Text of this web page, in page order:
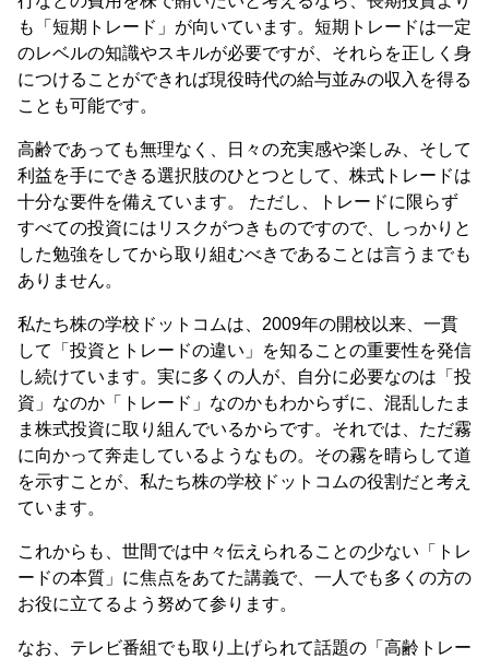
も「短期トレード」が向いています。短期トレードは一定
のレベルの知識やスキルが必要ですが、それらを正しく身
につけることができれば現役時代の給与並みの収入を得る
ことも可能です。
高齢であっても無理なく、日々の充実感や楽しみ、そして
利益を手にできる選択肢のひとつとして、株式トレードは
十分な要件を備えています。 ただし、トレードに限らず
すべての投資にはリスクがつきものですので、しっかりと
した勉強をしてから取り組むべきであることは言うまでも
ありません。
私たち株の学校ドットコムは、2009年の開校以来、一貫
して「投資とトレードの違い」を知ることの重要性を発信
し続けています。実に多くの人が、自分に必要なのは「投
資」なのか「トレード」なのかもわからずに、混乱したま
ま株式投資に取り組んでいるからです。それでは、ただ霧
に向かって奔走しているようなもの。その霧を晴らして道
を示すことが、私たち株の学校ドットコムの役割だと考え
ています。
これからも、世間では中々伝えられることの少ない「トレ
ードの本質」に焦点をあてた講義で、一人でも多くの方の
お役に立てるよう努めて参ります。
なお、テレビ番組でも取り上げられて話題の「高齢トレー